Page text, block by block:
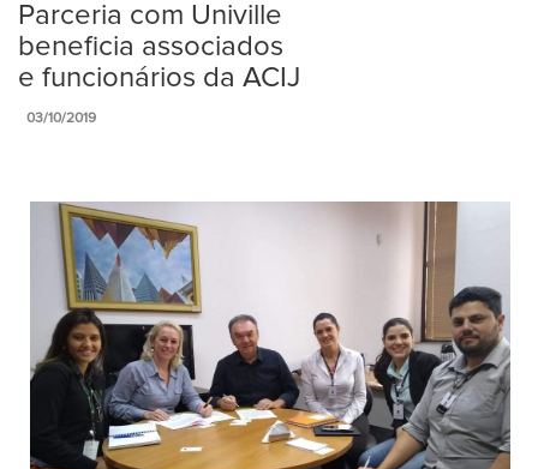
Parceria com Univille
beneficia associados
e funcionários da ACIJ
03/10/2019